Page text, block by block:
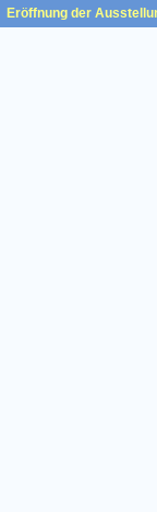
Eröffnung der